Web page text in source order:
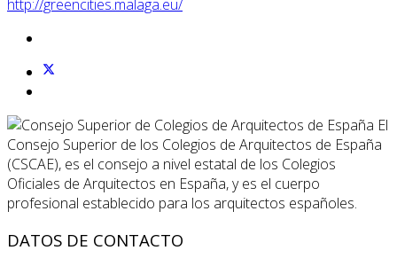
http://greencities.malaga.eu/
El
Consejo Superior de los Colegios de Arquitectos de España
(CSCAE), es el consejo a nivel estatal de los Colegios
Oficiales de Arquitectos en España, y es el cuerpo
profesional establecido para los arquitectos españoles.
DATOS DE CONTACTO